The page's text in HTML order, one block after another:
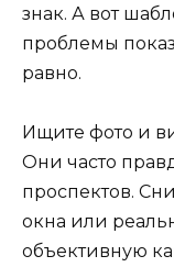
знак. А вот
проблемы
равно.
Ищите фото и
Они часто
проспектов.
окна или
объективную